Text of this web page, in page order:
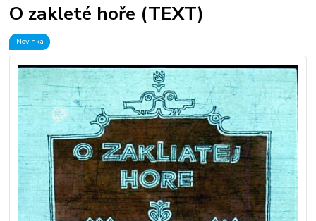
O zakleté hoře (TEXT)
Novinka